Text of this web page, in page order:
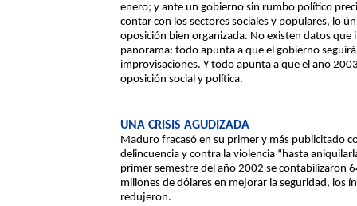
enero; y ante un gobierno sin rumbo político
contar con los sectores sociales y populares, lo
oposición bien organizada. No existen datos
panorama: todo apunta a que el gobierno
improvisaciones. Y todo apunta a que el año
oposición social y política.
UNA CRISIS AGUDIZADA
Maduro fracasó en su primer y más publicitado
delincuencia y contra la violencia “hasta
primer semestre del año 2002 se contabilizaron
millones de dólares en mejorar la seguridad, los
redujeron.